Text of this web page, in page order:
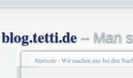
blog.tetti.de– Man
Startseite› Wir machen uns bei den